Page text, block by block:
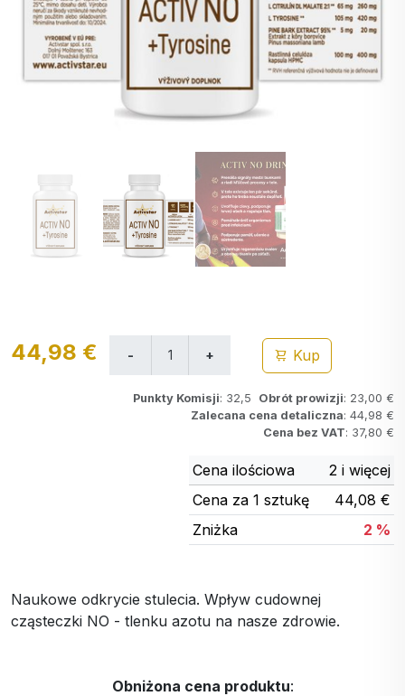
44,98 € Kup
Punkty Komisji: 32,5 Obrót prowizji: 23,00 €
Zalecana cena detaliczna: 44,98 €
Cena bez VAT: 37,80 €
Cena ilościowa
2 i więcej
Cena za 1 sztukę
44,08 €
Zniżka
2 %
Naukowe odkrycie stulecia. Wpływ cudownej
cząsteczki NO - tlenku azotu na nasze zdrowie.
Obniżona cena produktu: